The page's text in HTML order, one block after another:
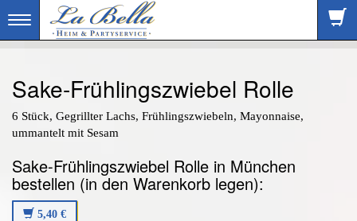
Toggle
navigation
Sake-Frühlingszwiebel Rolle
6 Stück, Gegrillter Lachs, Frühlingszwiebeln, Mayonnaise,
ummantelt mit Sesam
Sake-Frühlingszwiebel Rolle in München
bestellen (in den Warenkorb legen):
5,40 €